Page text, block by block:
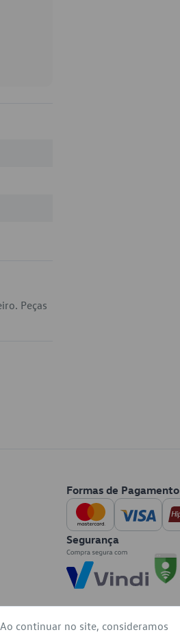
Peças
Formas de Pagamento
Segurança
continuar no site, consideramos